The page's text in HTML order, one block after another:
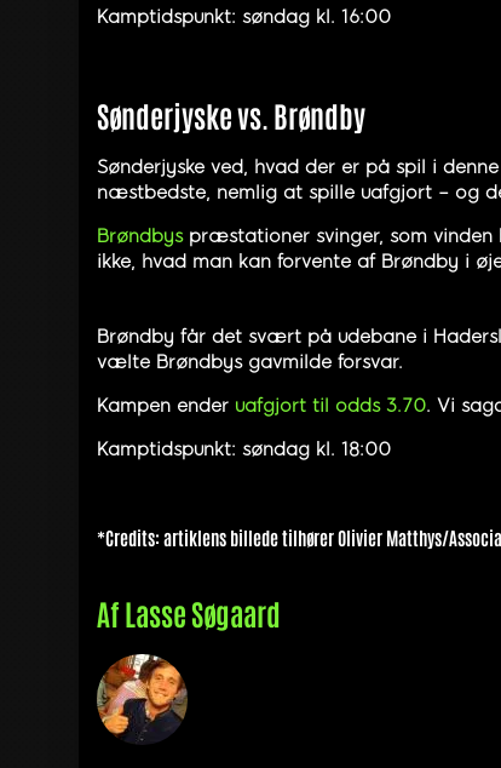
Kamptidspunkt: søndag kl. 16:00
Sønderjyske vs. Brøndby
Sønderjyske ved, hvad der er på spil i
næstbedste, nemlig at spille uafgjort – og
Brøndbyspræstationer svinger, som vinden
ikke, hvad man kan forvente af Brøndby i
Brøndby får det svært på udebane i
vælte Brøndbys gavmilde forsvar.
Kampen ender uafgjort til odds 3.70. Vi
Kamptidspunkt: søndag kl. 18:00
*Credits: artiklens billede tilhører Olivier Matthys/
AfLasse Søgaard